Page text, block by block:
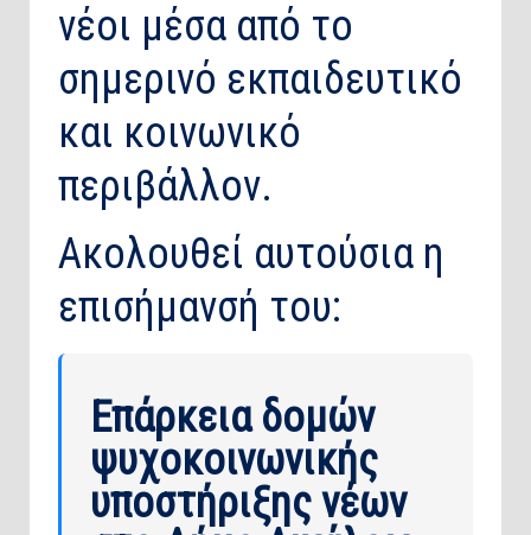
νέοι μέσα από το
σημερινό εκπαιδευτικό
και κοινωνικό
περιβάλλον.
Ακολουθεί αυτούσια η
επισήμανσή του:
Επάρκεια δομών
ψυχοκοινωνικής
υποστήριξης νέων